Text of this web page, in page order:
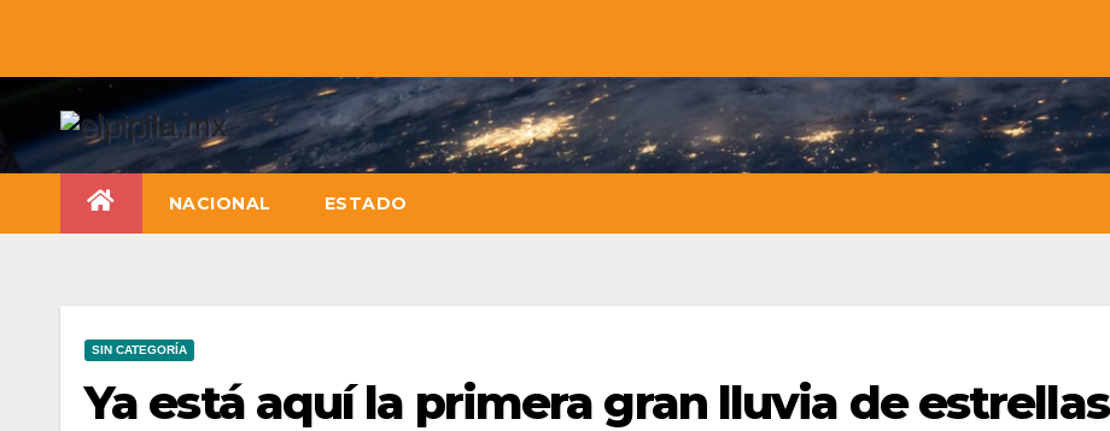
NACIONAL ESTADO
SIN CATEGORÍA
Ya está aquí la primera gran lluvia de estrellas